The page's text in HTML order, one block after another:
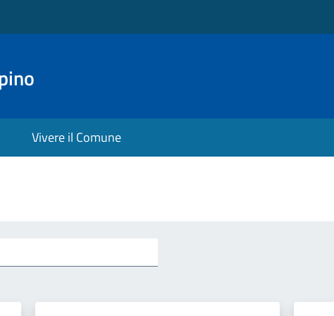
Vivere il Comune